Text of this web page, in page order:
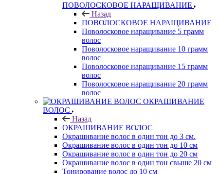
ПОВОЛОСКОВОЕ НАРАЩИВАНИЕ
Назад
ПОВОЛОСКОВОЕ НАРАЩИВАНИЕ
Поволосковое наращивание 5 грамм
волос
Поволосковое наращивание 10 грамм
волос
Поволосковое наращивание 15 грамм
волос
Поволосковое наращивание 20 грамм
волос
ОКРАШИВАНИЕ
ВОЛОС
Назад
ОКРАШИВАНИЕ ВОЛОС
Окрашивание волос в один тон до 3 см.
Окрашивание волос в один тон до 10 см
Окрашивание волос в один тон до 20 см
Окрашивание волос в один тон свыше 20 см
Тонирование волос до 10 см